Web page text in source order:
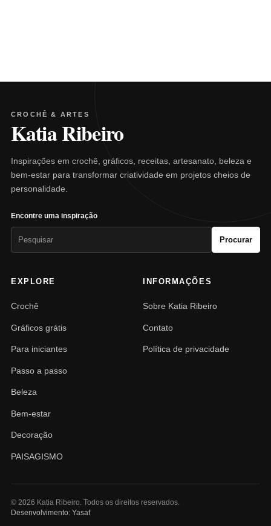
CROCHÊ & ARTES
Katia Ribeiro
Inspirações em crochê, gráficos, receitas, artesanato, beleza e
bem-estar para transformar criatividade em projetos cheios de
personalidade.
Encontre uma inspiração
Procurar
EXPLORE
Crochê
Gráficos grátis
Para iniciantes
Passo a passo
Beleza
Bem-estar
Decoração
PAISAGISMO
INFORMAÇÕES
Sobre Katia Ribeiro
Contato
Política de privacidade
© 2026 Katia Ribeiro. Todos os direitos reservados.
Desenvolvimento: Yasaf